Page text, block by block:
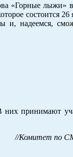
«Горные лыжи»
состоится
и, надеемся,
них принимают
//Комитет по